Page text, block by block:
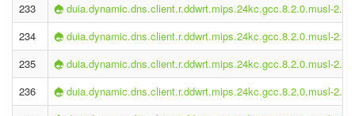
233
duia.dynamic.dns.client.r.ddwrt.mips.24kc.gcc.8.2.0.musl-
234
duia.dynamic.dns.client.r.ddwrt.mips.24kc.gcc.8.2.0.musl-
235
duia.dynamic.dns.client.r.ddwrt.mips.24kc.gcc.8.2.0.musl-
236
duia.dynamic.dns.client.r.ddwrt.mips.24kc.gcc.8.2.0.musl-